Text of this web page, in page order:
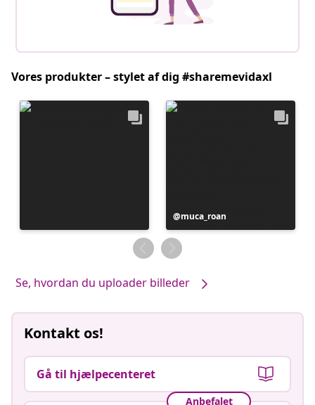
Vores produkter – stylet af dig #sharemevidaxl
Opslag
offentliggjort
af
muca_roan
Se, hvordan du uploader billeder
Kontakt os!
Gå til hjælpecenteret
Anbefalet